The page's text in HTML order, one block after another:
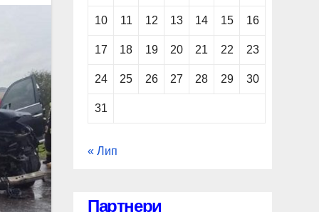
10 11 12 13 14 15 16
17 18 19 20 21 22 23
24 25 26 27 28 29 30
31
« Лип
Партнери